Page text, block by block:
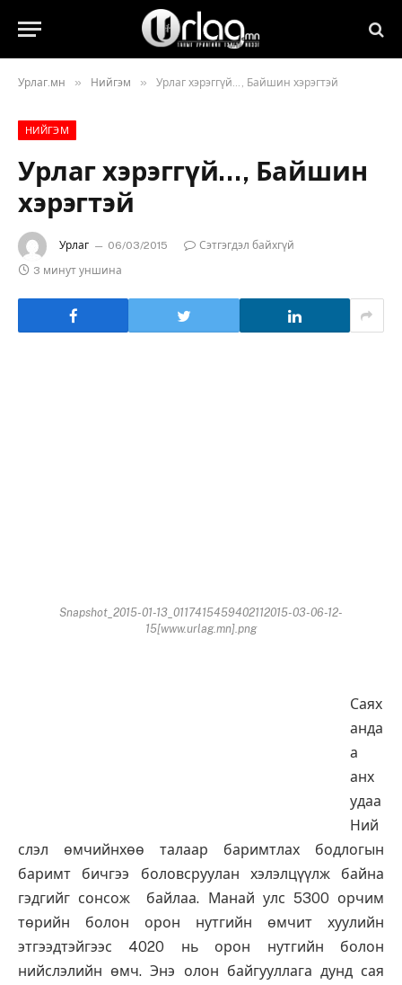
Урлаг.мн » Нийгэм » Урлаг хэрэггүй…, Байшин хэрэгтэй
НИЙГЭМ
Урлаг хэрэггүй…, Байшин
хэрэгтэй
Урлаг 06/03/2015
Сэтгэгдэл байхгүй
3 минут уншина
Snapshot_2015-01-13_0117415459402112015-03-06-12-
15[www.urlag.mn].png
Саях
анда
а
анх
удаа
Ний
слэл өмчийнхөө талаар баримтлах бодлогын
баримт бичгээ боловсруулан хэлэлцүүлж байна
гэдгийг сонсож байлаа. Манай улс 5300 орчим
төрийн болон орон нутгийн өмчит хуулийн
этгээдтэйгээс 4020 нь орон нутгийн болон
нийслэлийн өмч. Энэ олон байгууллага дунд сая